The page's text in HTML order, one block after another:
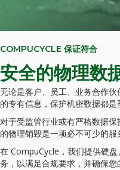
COMPUCYCLE 保证符合
安全的物理数
无论是客户、员工、业务合作
的专有信息，保护机密数据都是
对于受监管行业或有严格数据
的物理销毁是一项必不可少的服
在 CompuCycle，我们提供硬
务，以满足合规要求，并确保您